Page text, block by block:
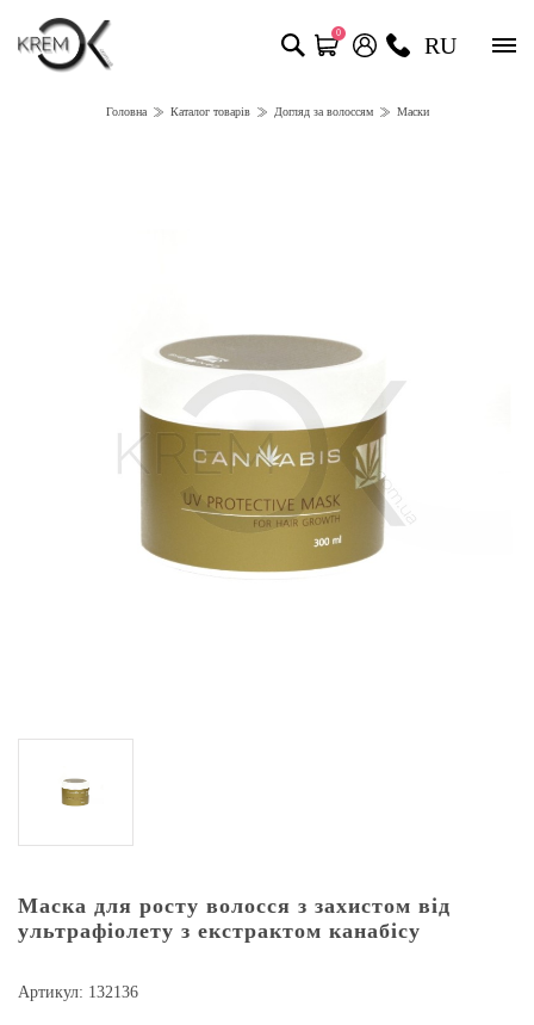
0 RU
Головна Каталог товарів Догляд за волоссям Маски
Маска для росту волосся з захистом від
ультрафіолету з екстрактом канабісу
Артикул: 132136